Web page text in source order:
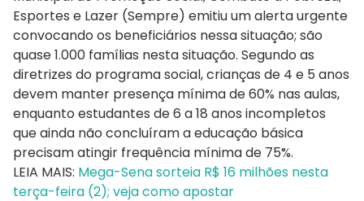
Esportes e Lazer (Sempre) emitiu um alerta urgente
convocando os beneficiários nessa situação; são
quase 1.000 famílias nesta situação. Segundo as
diretrizes do programa social, crianças de 4 e 5 anos
devem manter presença mínima de 60% nas aulas,
enquanto estudantes de 6 a 18 anos incompletos
que ainda não concluíram a educação básica
precisam atingir frequência mínima de 75%.
LEIA MAIS: Mega-Sena sorteia R$ 16 milhões nesta
terça-feira (2); veja como apostar